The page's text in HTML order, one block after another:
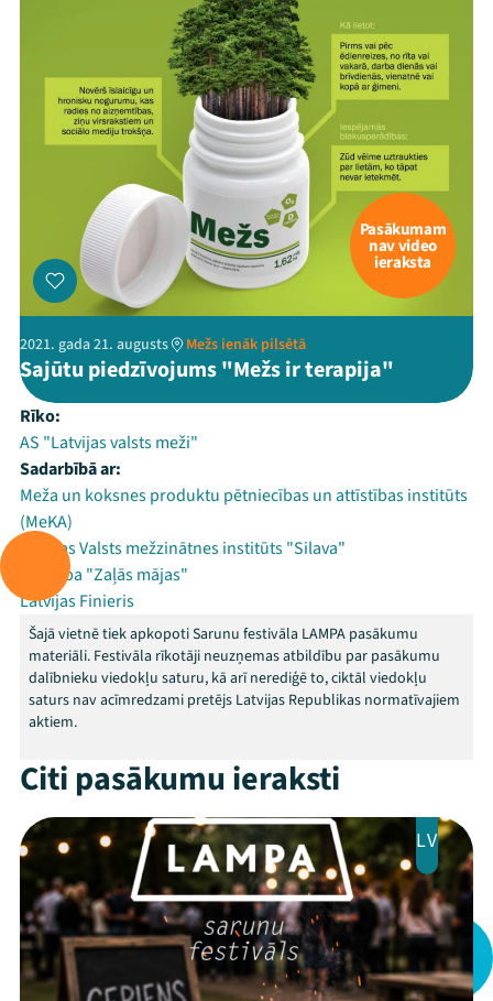
Pasākumam
nav video
ieraksta
2021. gada 21. augusts Mežs ienāk pilsētā
Sajūtu piedzīvojums "Mežs ir terapija"
Rīko:
AS "Latvijas valsts meži"
Sadarbībā ar:
Meža un koksnes produktu pētniecības un attīstības institūts
(MeKA)
Latvijas Valsts mežzinātnes institūts "Silava"
Biedrība "Zaļās mājas"
Latvijas Finieris
Šajā vietnē tiek apkopoti Sarunu festivāla LAMPA pasākumu
materiāli. Festivāla rīkotāji neuzņemas atbildību par pasākumu
dalībnieku viedokļu saturu, kā arī nerediģē to, ciktāl viedokļu
saturs nav acīmredzami pretējs Latvijas Republikas normatīvajiem
aktiem.
Citi pasākumu ieraksti
LV